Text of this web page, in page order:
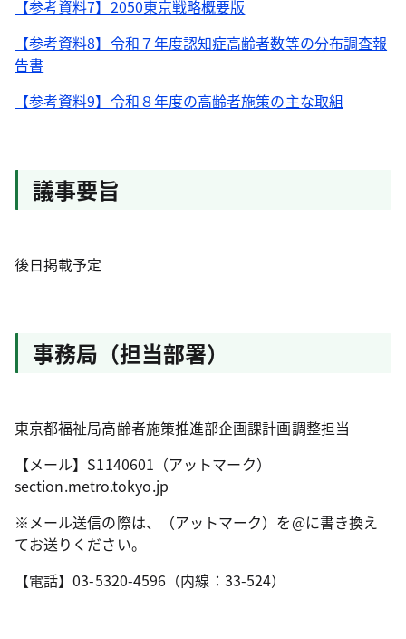
【参考資料7】2050東京戦略概要版
【参考資料8】令和７年度認知症高齢者数等の分布調査報
告書
【参考資料9】令和８年度の高齢者施策の主な取組
議事要旨
後日掲載予定
事務局（担当部署）
東京都福祉局高齢者施策推進部企画課計画調整担当
【メール】S1140601（アットマーク）
section.metro.tokyo.jp
※メール送信の際は、（アットマーク）を@に書き換え
てお送りください。
【電話】03-5320-4596（内線：33-524）